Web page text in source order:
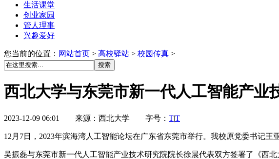
生活课堂
创业家园
管人理事
兴趣爱好
您当前的位置： 网站首页 > 高校驿站 > 校园传真 >
西北大学与东莞市新一代人工智能产业
2023-12-09 06:01 来源：西北大学 字号： T|T
12月7日，2023年滨海湾人工智能论坛在广东省东莞市举行。我校原党委书记
吴振磊与东莞市新一代人工智能产业技术研究院院长徐晨代表双方签署了《西